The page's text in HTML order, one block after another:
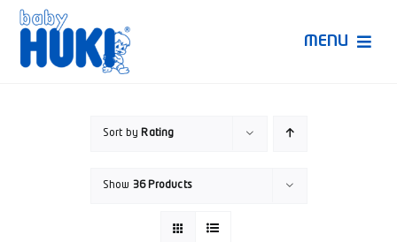
Skip
content
MENU
Sort by Rating
Show 36 Products